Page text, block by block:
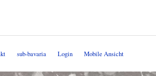
sub-bavaria Login Mobile Ansicht